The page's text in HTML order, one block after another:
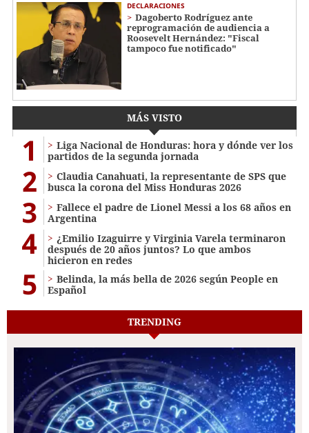
DECLARACIONES
Dagoberto Rodríguez ante
reprogramación de audiencia a
Roosevelt Hernández: "Fiscal
tampoco fue notificado"
MÁS VISTO
1
Liga Nacional de Honduras: hora y dónde ver los
partidos de la segunda jornada
2
Claudia Canahuati, la representante de SPS que
busca la corona del Miss Honduras 2026
3
Fallece el padre de Lionel Messi a los 68 años en
Argentina
4
¿Emilio Izaguirre y Virginia Varela terminaron
después de 20 años juntos? Lo que ambos
hicieron en redes
5
Belinda, la más bella de 2026 según People en
Español
TRENDING